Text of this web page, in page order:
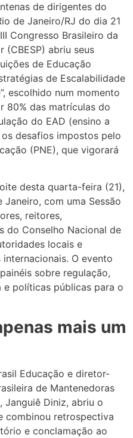
de dirigentes do
de Janeiro/RJ do dia 21
Congresso Brasileiro da
(CBESP) abriu seus
de Educação
de Escalabilidade
escolhido num momento
80% das matrículas do
do EAD (ensino a
desafios impostos pelo
(PNE), que vigorará
desta quarta-feira (21),
com uma Sessão
reitores,
do Conselho Nacional de
locais e
O evento
sobre regulação,
políticas públicas para o
mais um
Educação e diretor-
de Mantenedoras
Janguiê Diniz, abriu o
combinou retrospectiva
e conclamação ao